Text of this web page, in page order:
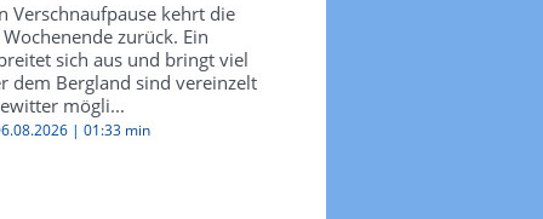
Verschnaufpause kehrt die
zurück. Ein
sich aus und bringt viel
dem Bergland sind vereinzelt
mögli...
| 01:33 min